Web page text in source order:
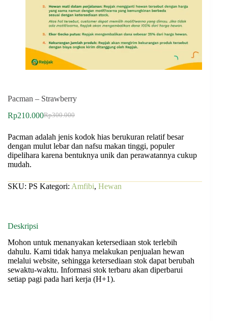
Pacman – Strawberry
Rp300.000
Rp210.000
Pacman adalah jenis kodok hias berukuran relatif besar
dengan mulut lebar dan nafsu makan tinggi, populer
dipelihara karena bentuknya unik dan perawatannya cukup
mudah.
SKU: PS Kategori: Amfibi, Hewan
Deskripsi
Mohon untuk menanyakan ketersediaan stok terlebih
dahulu. Kami tidak hanya melakukan penjualan hewan
melalui website, sehingga ketersediaan stok dapat berubah
sewaktu-waktu. Informasi stok terbaru akan diperbarui
setiap pagi pada hari kerja (H+1).